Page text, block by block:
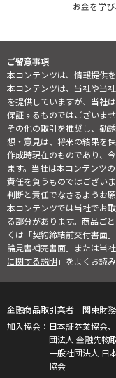
お金を学
ご留意事項
本コンテンツは、情報提供
本コンテンツは、当社や当
を提供していますが、当社
保証するものではございま
その他の取引を推奨し、勧
想・意見は、将来の結果を
作成時現在のものであり、
ます。当社は本コンテンツ
責任を負うものではござい
判断と責任でなさるようお願
本コンテンツでは当社でお
る部分があります。商品ご
くは「契約締結前交付書面
論見書補完書面」または当
に関する説明」をよくお読み
金融商品取引業者 関東財
日本証券業協会
団法人 金融先物
一般社団法人 日
協会